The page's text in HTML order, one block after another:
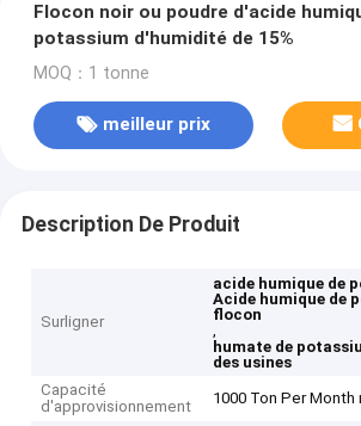
Flocon noir ou poudre d'acide
potassium d'humidité de 15%
MOQ：1 tonne
meilleur prix
Description De Produit
Surligner
acide humique de
Acide humique de
flocon
,
humate de
des usines
Capacité
d'approvisionnement
1000 Ton Per Month